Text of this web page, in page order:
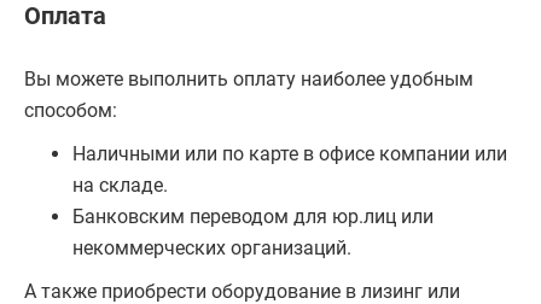
Оплата
Вы можете выполнить оплату наиболее удобным
способом:
Наличными или по карте в офисе компании или
на складе.
Банковским переводом для юр.лиц или
некоммерческих организаций.
А также приобрести оборудование в лизинг или